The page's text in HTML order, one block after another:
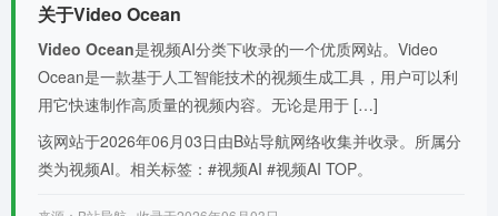
关于Video Ocean
Video Ocean是视频AI分类下收录的一个优质网站。Video
Ocean是一款基于人工智能技术的视频生成工具，用户可以利
用它快速制作高质量的视频内容。无论是用于 […]
该网站于2026年06月03日由B站导航网络收集并收录。所属分
类为视频AI。相关标签：#视频AI #视频AI TOP。